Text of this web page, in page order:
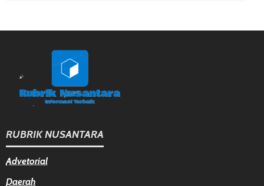
RUBRIK NUSANTARA
Advetorial
Daerah